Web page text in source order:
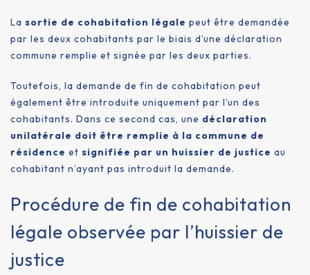
La sortie de cohabitation légale peut être demandée
par les deux cohabitants par le biais d’une déclaration
commune remplie et signée par les deux parties.
Toutefois, la demande de fin de cohabitation peut
également être introduite uniquement par l’un des
cohabitants. Dans ce second cas, une déclaration
unilatérale doit être remplie à la commune de
résidence et signifiée par un huissier de justice au
cohabitant n’ayant pas introduit la demande.
Procédure de fin de cohabitation
légale observée par l’huissier de
justice